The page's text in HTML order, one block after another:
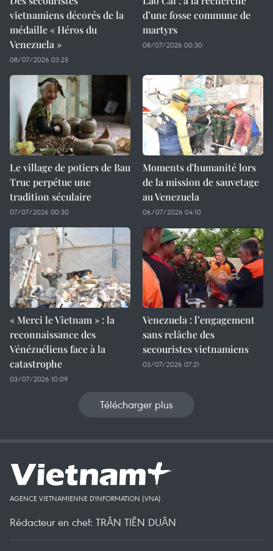
vietnamiens décorés de la
médaille « Héros du
Venezuela »
08/07/2026 03:25
d’une fosse commune de
martyrs
08/07/2026 00:30
Le village de potiers de Bau
Truc perpétue une
tradition séculaire
07/07/2026 00:30
Moments d'humanité lors
de la mission de sauvetage
au Venezuela
06/07/2026 04:10
« Merci le Vietnam » : la
reconnaissance des
Vénézuéliens face à la
catastrophe
03/07/2026 10:09
Venezuela : l’engagement
sans relâche des
secouristes vietnamiens
03/07/2026 07:21
Télécharger plus
AGENCE VIETNAMIENNE D'INFORMATION (VNA)
Rédacteur en chef: TRÂN TIÊN DUÂN